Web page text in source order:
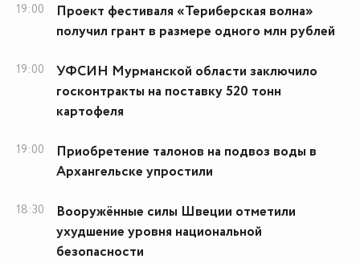
19:00
Проект фестиваля «Териберская волна»
получил грант в размере одного млн рублей
19:00
УФСИН Мурманской области заключило
госконтракты на поставку 520 тонн
картофеля
19:00
Приобретение талонов на подвоз воды в
Архангельске упростили
18:30
Вооружённые силы Швеции отметили
ухудшение уровня национальной
безопасности